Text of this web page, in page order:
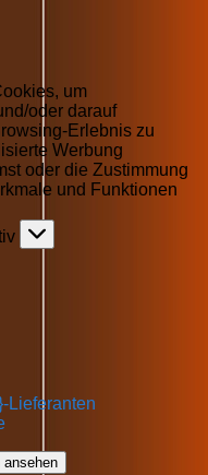
um
oder darauf
Erlebnis zu
Werbung
oder die Zustimmung
und Funktionen
Lieferanten
ansehen